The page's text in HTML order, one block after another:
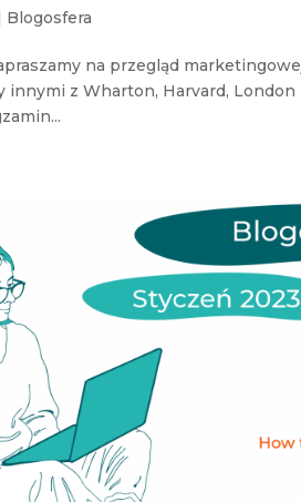
Blogosfera
na przegląd
innymi z Wharton, Harvard,